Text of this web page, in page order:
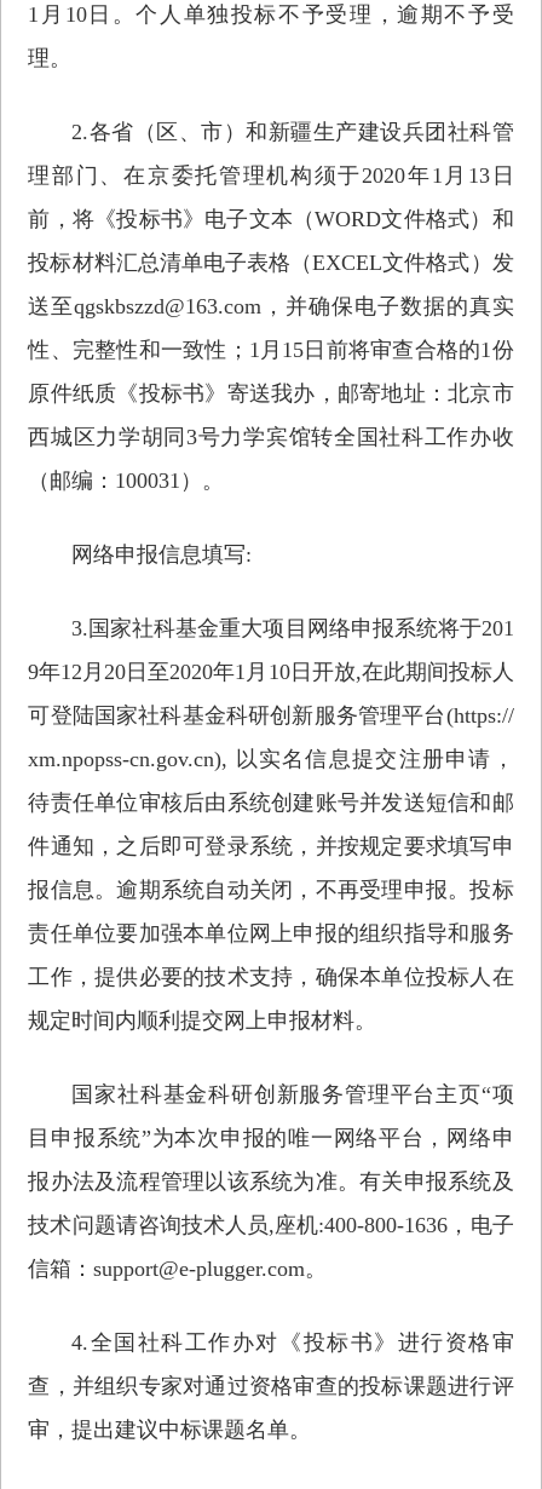
1月10日。个人单独投标不予受理，逾期不予受
理。
2.各省（区、市）和新疆生产建设兵团社科管
理部门、在京委托管理机构须于2020年1月13日
前，将《投标书》电子文本（WORD文件格式）和
投标材料汇总清单电子表格（EXCEL文件格式）发
送至qgskbszzd@163.com，并确保电子数据的真实
性、完整性和一致性；1月15日前将审查合格的1份
原件纸质《投标书》寄送我办，邮寄地址：北京市
西城区力学胡同3号力学宾馆转全国社科工作办收
（邮编：100031）。
网络申报信息填写:
3.国家社科基金重大项目网络申报系统将于201
9年12月20日至2020年1月10日开放,在此期间投标人
可登陆国家社科基金科研创新服务管理平台(https://
xm.npopss-cn.gov.cn), 以实名信息提交注册申请，
待责任单位审核后由系统创建账号并发送短信和邮
件通知，之后即可登录系统，并按规定要求填写申
报信息。逾期系统自动关闭，不再受理申报。投标
责任单位要加强本单位网上申报的组织指导和服务
工作，提供必要的技术支持，确保本单位投标人在
规定时间内顺利提交网上申报材料。
国家社科基金科研创新服务管理平台主页“项
目申报系统”为本次申报的唯一网络平台，网络申
报办法及流程管理以该系统为准。有关申报系统及
技术问题请咨询技术人员,座机:400-800-1636，电子
信箱：support@e-plugger.com。
4.全国社科工作办对《投标书》进行资格审
查，并组织专家对通过资格审查的投标课题进行评
审，提出建议中标课题名单。